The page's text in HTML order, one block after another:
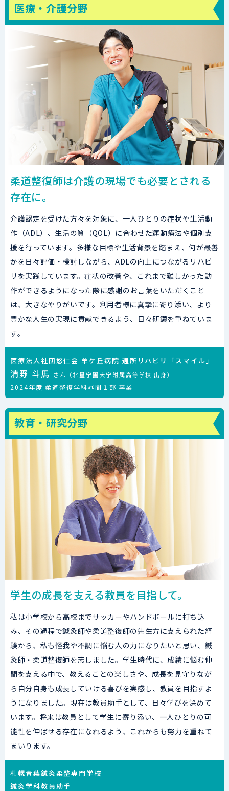
医療・介護分野
柔道整復師は介護の現場でも必要とされる
存在に。
介護認定を受けた方々を対象に、一人ひとりの症状や生活動
作（ADL）、生活の質（QOL）に合わせた運動療法や個別支
援を行っています。多様な目標や生活背景を踏まえ、何が最善
かを日々評価・検討しながら、ADLの向上につながるリハビ
リを実践しています。症状の改善や、これまで難しかった動
作ができるようになった際に感謝のお言葉をいただくこと
は、大きなやりがいです。利用者様に真摯に寄り添い、より
豊かな人生の実現に貢献できるよう、日々研鑽を重ねていま
す。
医療法人社団悠仁会 羊ケ丘病院 通所リハビリ「スマイル」
清野 斗馬 さん（北星学園大学附属高等学校 出身）
2024年度 柔道整復学科昼間１部 卒業
教育・研究分野
学生の成長を支える教員を目指して。
私は小学校から高校までサッカーやハンドボールに打ち込
み、その過程で鍼灸師や柔道整復師の先生方に支えられた経
験から、私も怪我や不調に悩む人の力になりたいと思い、鍼
灸師・柔道整復師を志しました。学生時代に、成績に悩む仲
間を支える中で、教えることの楽しさや、成長を見守りなが
ら自分自身も成長していける喜びを実感し、教員を目指すよ
うになりました。現在は教員助手として、日々学びを深めて
います。将来は教員として学生に寄り添い、一人ひとりの可
能性を伸ばせる存在になれるよう、これからも努力を重ねて
まいります。
札幌青葉鍼灸柔整専門学校
鍼灸学科教員助手